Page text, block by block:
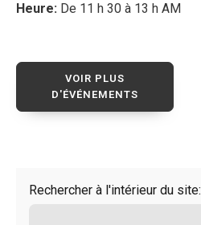
Rechercher à l'intérieur du site:
Heure: De 11 h 30 à 13 h AM
VOIR PLUS
D'ÉVÉNEMENTS